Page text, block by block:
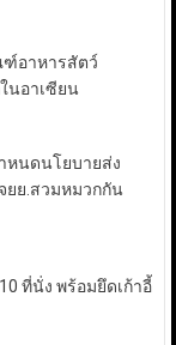
ฑ์อาหารสัตว์
นอาเซียน
หนดนโยบายส่ง
ยย.สวมหมวกกัน
ที่นั่ง พร้อมยึดเก้าอี้